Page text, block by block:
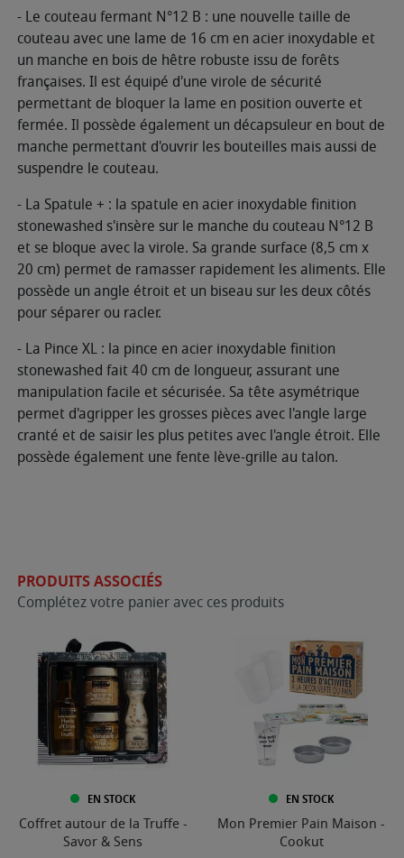
- Le couteau fermant N°12 B : une nouvelle taille de
couteau avec une lame de 16 cm en acier inoxydable et
un manche en bois de hêtre robuste issu de forêts
françaises. Il est équipé d'une virole de sécurité
permettant de bloquer la lame en position ouverte et
fermée. Il possède également un décapsuleur en bout de
manche permettant d'ouvrir les bouteilles mais aussi de
suspendre le couteau.
- La Spatule + : la spatule en acier inoxydable finition
stonewashed s'insère sur le manche du couteau N°12 B
et se bloque avec la virole. Sa grande surface (8,5 cm x
20 cm) permet de ramasser rapidement les aliments. Elle
possède un angle étroit et un biseau sur les deux côtés
pour séparer ou racler.
- La Pince XL : la pince en acier inoxydable finition
stonewashed fait 40 cm de longueur, assurant une
manipulation facile et sécurisée. Sa tête asymétrique
permet d'agripper les grosses pièces avec l'angle large
cranté et de saisir les plus petites avec l'angle étroit. Elle
possède également une fente lève-grille au talon.
PRODUITS ASSOCIÉS
Complétez votre panier avec ces produits
EN STOCK
Coffret autour de la Truffe -
Savor & Sens
EN STOCK
Mon Premier Pain Maison -
Cookut